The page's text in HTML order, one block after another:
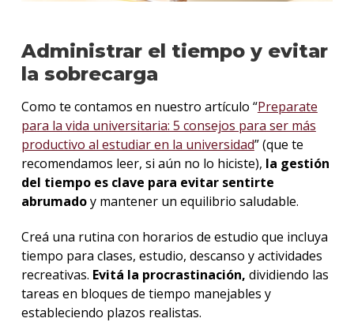
Administrar el tiempo y evitar
la sobrecarga
Como te contamos en nuestro artículo “Preparate
para la vida universitaria: 5 consejos para ser más
productivo al estudiar en la universidad” (que te
recomendamos leer, si aún no lo hiciste), la gestión
del tiempo es clave para evitar sentirte
abrumadoy mantener un equilibrio saludable.
Creá una rutina con horarios de estudio que incluya
tiempo para clases, estudio, descanso y actividades
recreativas. Evitá la procrastinación, dividiendo las
tareas en bloques de tiempo manejables y
estableciendo plazos realistas.